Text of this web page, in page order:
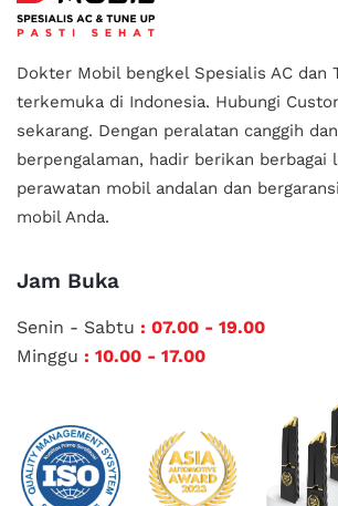
Dokter Mobil bengkel Spesialis AC dan
terkemuka di Indonesia. Hubungi
sekarang. Dengan peralatan canggih
berpengalaman, hadir berikan berbagai
perawatan mobil andalan dan
mobil Anda.
Jam Buka
Senin - Sabtu : 07.00 - 19.00
Minggu : 10.00 - 17.00